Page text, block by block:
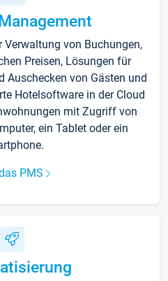
Verwaltung von Buchungen,
Preisen, Lösungen für
Auschecken von Gästen und
Hotelsoftware in der Cloud
mit Zugriff von
ein Tablet oder ein
PMS